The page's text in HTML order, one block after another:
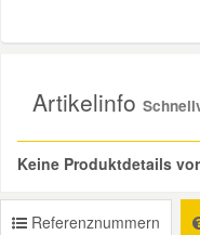
Artikelinfo
Keine Produktdetails
Referenznummern
Mercedes
Mini Ersatzteile
Mitsubishi